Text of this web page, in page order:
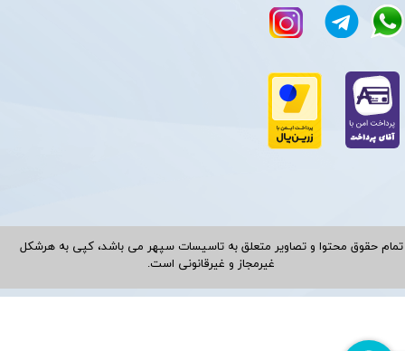
تمام حقوق محتوا و تصاویر متعلق به تاسیسات سپهر می باشد، کپی به هرشکل
غیرمجاز و غیرقانونی است.​​​​​​​